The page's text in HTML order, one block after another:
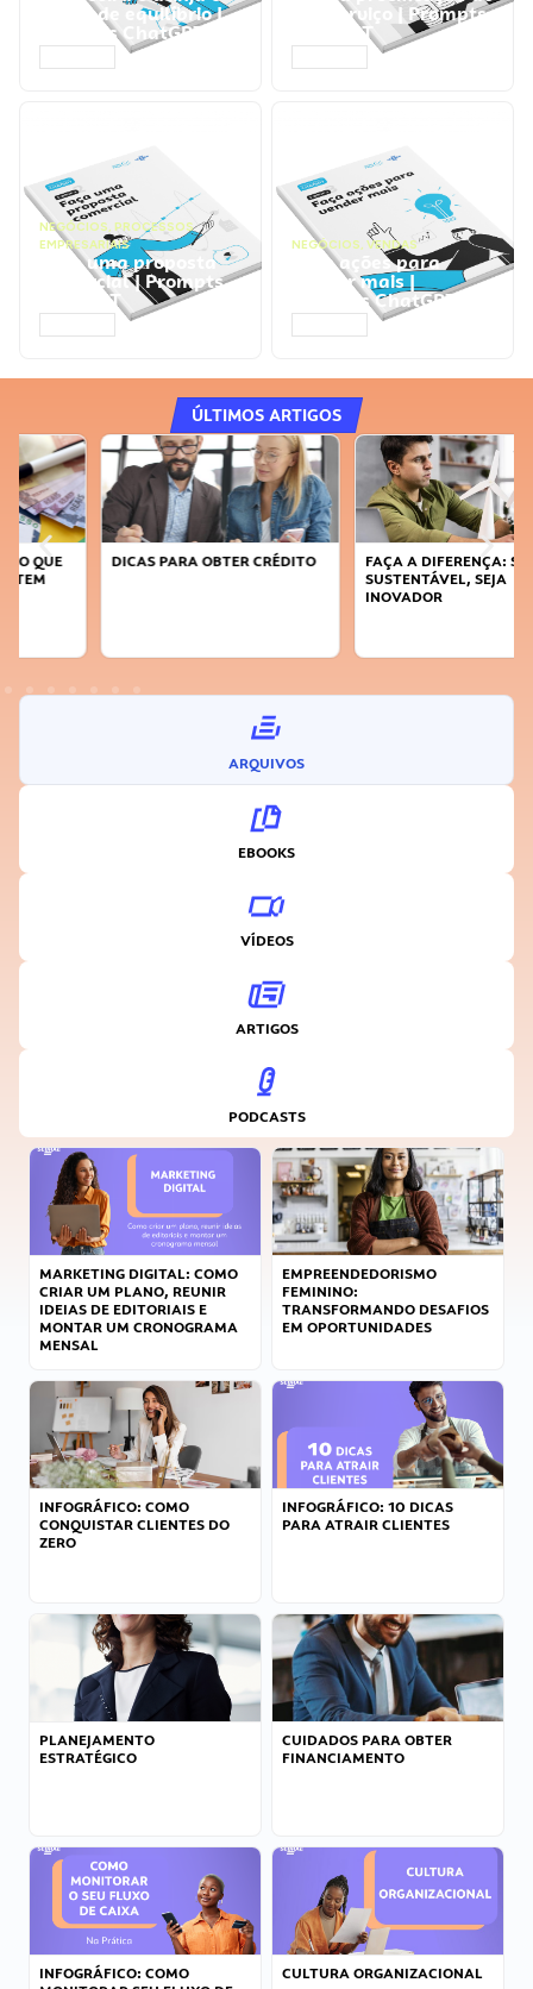
ponto de equilíbrio |
Prompts ChatGPT
seu serviço | Prompts
ChatGPT
NEGÓCIOS, PROCESSOS
EMPRESARIAIS
Faça uma proposta
comercial | Prompts
ChatGPT
NEGÓCIOS, VENDAS
Faça ações para
vender mais |
Prompts ChatGPT
ÚLTIMOS ARTIGOS
DICAS PARA OBTER CRÉDITO
FAÇA A DIFERENÇA: SEJA
SUSTENTÁVEL, SEJA
ARQUIVOS
EBOOKS
VÍDEOS
ARTIGOS
PODCASTS
MARKETING DIGITAL: COMO
CRIAR UM PLANO, REUNIR
IDEIAS DE EDITORIAIS E
MONTAR UM CRONOGRAMA
MENSAL
EMPREENDEDORISMO
FEMININO:
TRANSFORMANDO DESAFIOS
EM OPORTUNIDADES
INFOGRÁFICO: COMO
CONQUISTAR CLIENTES DO
ZERO
INFOGRÁFICO: 10 DICAS
PARA ATRAIR CLIENTES
PLANEJAMENTO
ESTRATÉGICO
CUIDADOS PARA OBTER
FINANCIAMENTO
INFOGRÁFICO: COMO
CULTURA ORGANIZACIONAL